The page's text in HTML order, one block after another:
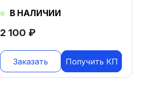
2 100 ₽
В НАЛИЧИИ
Заказать Получить КП